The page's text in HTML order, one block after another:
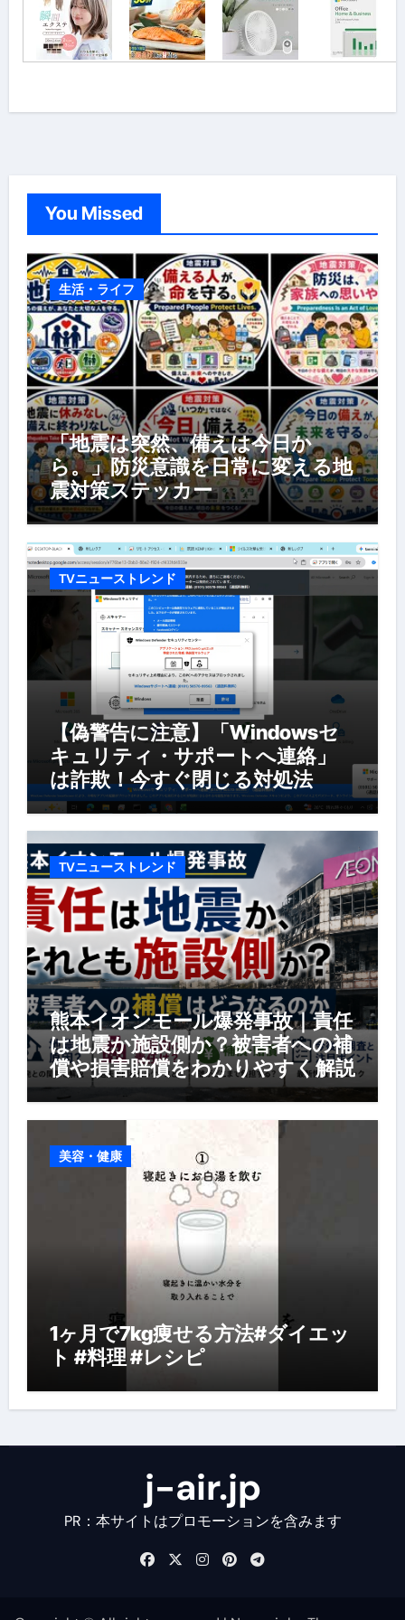
You Missed
生活・ライフ
「地震は突然、備えは今日か
ら。」防災意識を日常に変える地
震対策ステッカー
TVニューストレンド
【偽警告に注意】「Windowsセ
キュリティ・サポートへ連絡」
は詐欺！今すぐ閉じる対処法
TVニューストレンド
熊本イオンモール爆発事故｜責任
は地震か施設側か？被害者への補
償や損害賠償をわかりやすく解説
美容・健康
1ヶ月で7kg痩せる方法#ダイエッ
ト #料理 #レシピ
j-air.jp
PR：本サイトはプロモーションを含みます